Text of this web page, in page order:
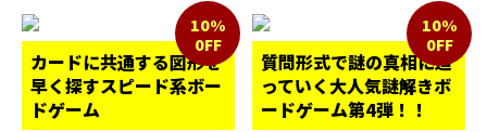
カードに共通する図形を
早く探すスピード系ボー
ドゲーム
10%
0FF
質問形式で謎の真相に迫
っていく大人気謎解きボ
ードゲーム第4弾！！
10%
0FF